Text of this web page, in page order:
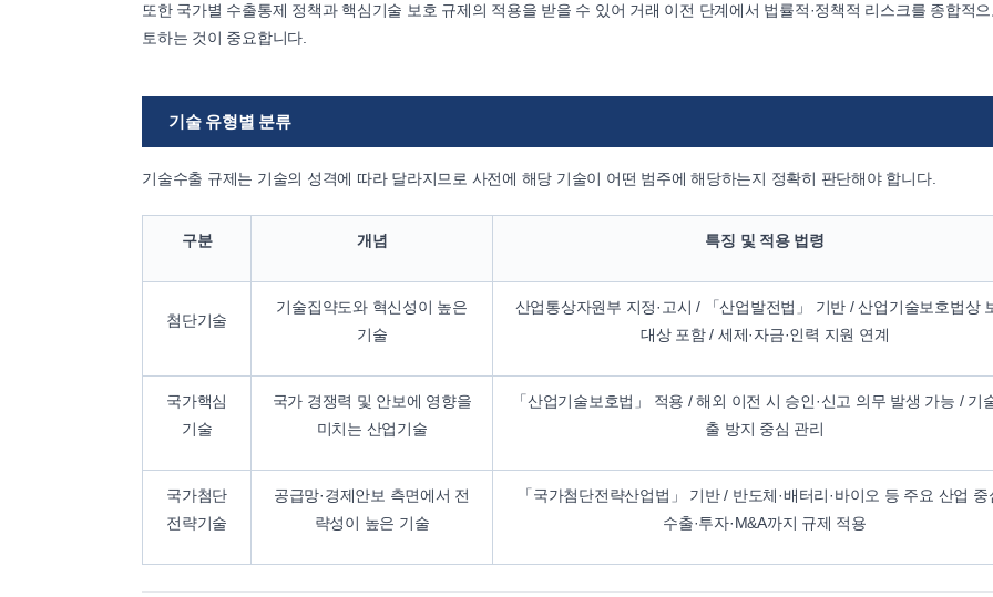
또한 국가별 수출통제 정책과 핵심기술 보호 규제의 적용을 받을 수 있어 거래 이전 단계에서 법률적·정책적 리스크를 종합적으
토하는 것이 중요합니다.
기술 유형별 분류
기술수출 규제는 기술의 성격에 따라 달라지므로 사전에 해당 기술이 어떤 범주에 해당하는지 정확히 판단해야 합니다.
구분 개념 특징 및 적용 법령
첨단기술
기술집약도와 혁신성이 높은
기술
산업통상자원부 지정·고시 / 「산업발전법」 기반 / 산업기술보호법상
대상 포함 / 세제·자금·인력 지원 연계
국가핵심
기술
국가 경쟁력 및 안보에 영향을
미치는 산업기술
「산업기술보호법」 적용 / 해외 이전 시 승인·신고 의무 발생 가능 / 기
출 방지 중심 관리
국가첨단
전략기술
공급망·경제안보 측면에서 전
략성이 높은 기술
「국가첨단전략산업법」 기반 / 반도체·배터리·바이오 등 주요 산업 중
수출·투자·M&A까지 규제 적용